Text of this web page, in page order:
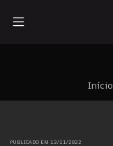
Início
PUBLICADO EM 12/11/2022